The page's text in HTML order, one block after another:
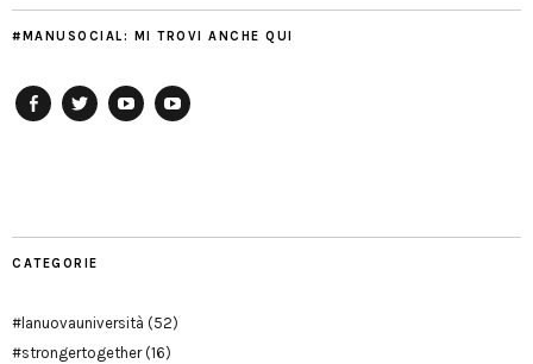
#MANUSOCIAL: MI TROVI ANCHE QUI
CATEGORIE
#lanuovauniversità (52)
#strongertogether(16)